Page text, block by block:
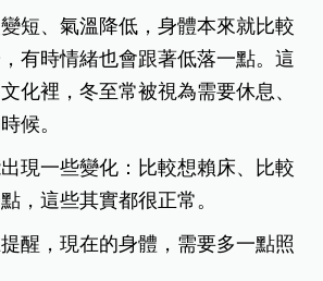
短、氣溫降低，身體本來就比較
有時情緒也會跟著低落一點。這
化裡，冬至常被視為需要休息、
候。
現一些變化：比較想賴床、比較
，這些其實都很正常。
醒，現在的身體，需要多一點照